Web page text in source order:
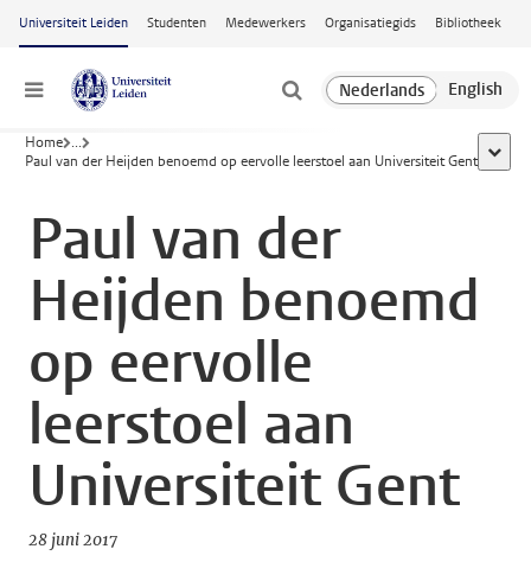
Ga naar hoofdinhoud
Universiteit Leiden Studenten Medewerkers Organisatiegids Bibliotheek
Menu
Home ...
Paul van der Heijden benoemd op eervolle leerstoel aan Universiteit Gent toon
Paul van der
Heijden benoemd
op eervolle
leerstoel aan
Universiteit Gent
28 juni 2017